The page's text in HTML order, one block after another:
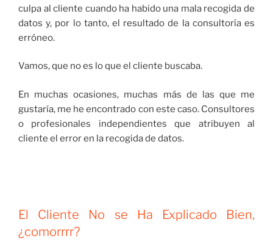
culpa al cliente cuando ha habido una mala recogida de
datos y, por lo tanto, el resultado de la consultoría es
erróneo.
Vamos, que no es lo que el cliente buscaba.
En muchas ocasiones, muchas más de las que me
gustaría, me he encontrado con este caso. Consultores
o profesionales independientes que atribuyen al
cliente el error en la recogida de datos.
El Cliente No se Ha Explicado Bien,
¿comorrrr?